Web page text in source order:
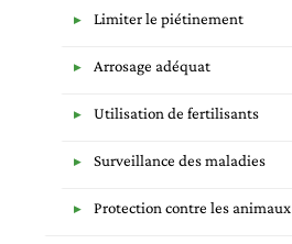
Limiter le piétinement
Arrosage adéquat
Utilisation de fertilisants
Surveillance des maladies
Protection contre les animaux